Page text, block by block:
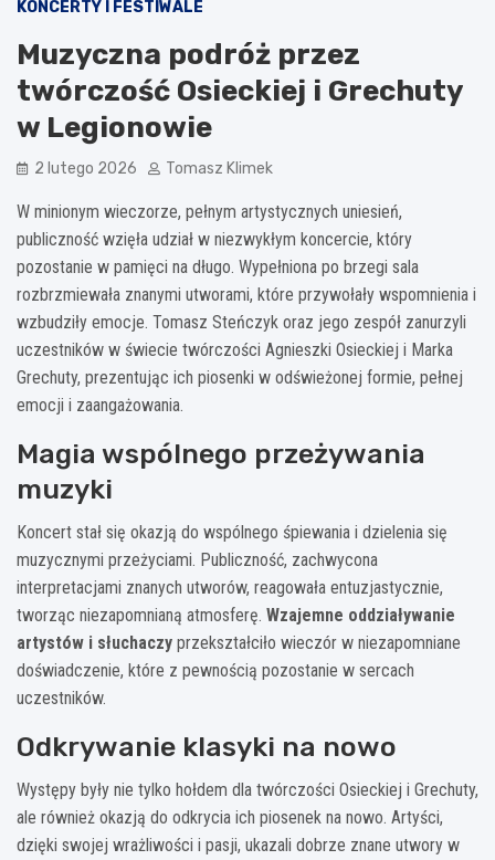
KONCERTY I FESTIWALE
Muzyczna podróż przez
twórczość Osieckiej i Grechuty
w Legionowie
2 lutego 2026 Tomasz Klimek
W minionym wieczorze, pełnym artystycznych uniesień,
publiczność wzięła udział w niezwykłym koncercie, który
pozostanie w pamięci na długo. Wypełniona po brzegi sala
rozbrzmiewała znanymi utworami, które przywołały wspomnienia i
wzbudziły emocje. Tomasz Steńczyk oraz jego zespół zanurzyli
uczestników w świecie twórczości Agnieszki Osieckiej i Marka
Grechuty, prezentując ich piosenki w odświeżonej formie, pełnej
emocji i zaangażowania.
Magia wspólnego przeżywania
muzyki
Koncert stał się okazją do wspólnego śpiewania i dzielenia się
muzycznymi przeżyciami. Publiczność, zachwycona
interpretacjami znanych utworów, reagowała entuzjastycznie,
tworząc niezapomnianą atmosferę. Wzajemne oddziaływanie
artystów i słuchaczy przekształciło wieczór w niezapomniane
doświadczenie, które z pewnością pozostanie w sercach
uczestników.
Odkrywanie klasyki na nowo
Występy były nie tylko hołdem dla twórczości Osieckiej i Grechuty,
ale również okazją do odkrycia ich piosenek na nowo. Artyści,
dzięki swojej wrażliwości i pasji, ukazali dobrze znane utwory w